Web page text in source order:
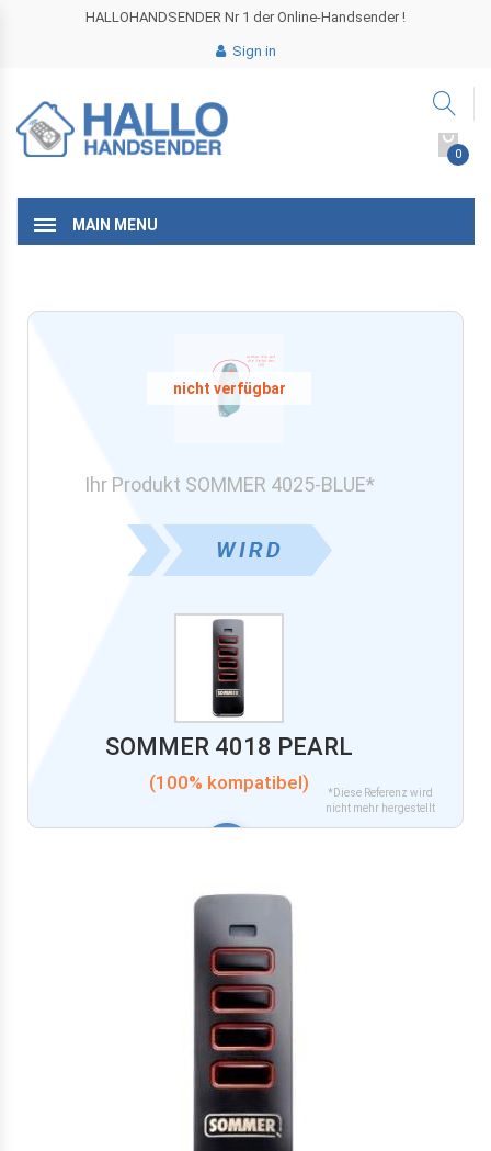
HALLOHANDSENDER Nr 1 der Online-Handsender !
Sign in
0
MAIN MENU
Ihr Produkt SOMMER 4025-BLUE*
SOMMER 4018 PEARL
(100% kompatibel)
*Diese Referenz wird
nicht mehr hergestellt